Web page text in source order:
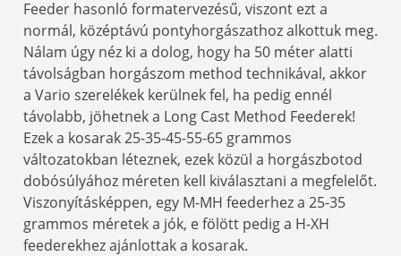
Feeder hasonló formatervezésű, viszont ezt a
normál, középtávú pontyhorgászathoz alkottuk meg.
Nálam úgy néz ki a dolog, hogy ha 50 méter alatti
távolságban horgászom method technikával, akkor
a Vario szerelékek kerülnek fel, ha pedig ennél
távolabb, jöhetnek a Long Cast Method Feederek!
Ezek a kosarak 25-35-45-55-65 grammos
változatokban léteznek, ezek közül a horgászbotod
dobósúlyához méreten kell kiválasztani a megfelelőt.
Viszonyításképpen, egy M-MH feederhez a 25-35
grammos méretek a jók, e fölött pedig a H-XH
feederekhez ajánlottak a kosarak.